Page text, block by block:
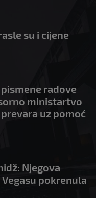
su i cijene
radove
ministartvo
uz pomoć
Njegova
pokrenula